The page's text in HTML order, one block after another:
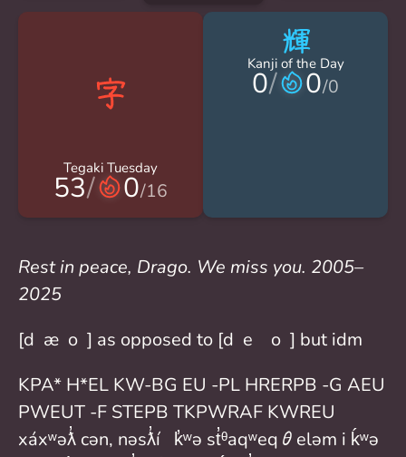
Tegaki Tuesday
53/ 0/16
輝
Kanji of the Day
0/ 0/0
Rest in peace, Drago. We miss you. 2005–
2025
[dɹæɡoʊ] as opposed to [dɹeɪɡoʊ] but idm
KPA* H*EL KW-BG EU -PL HRERPB -G AEU
PWEUT -F STEPB TKPWRAF KWREU
xáxʷəƛ̓ cən, nəsƛ̓íʔ k̓ʷə st̓ᶿaqʷeqθeləm i ḱʷə